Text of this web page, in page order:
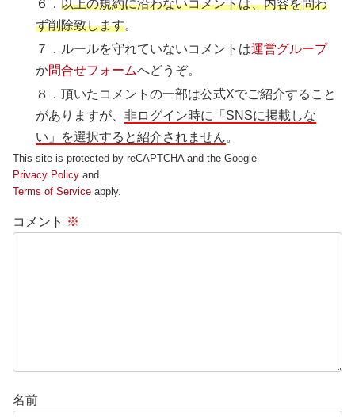
６．以上の規約に沿わないコメントは、内容を問わ
ず削除致します。
７．ルールを守れていないコメントは運営グループ
か問合せフォームへどうぞ。
８．頂いたコメントの一部は公式Xでご紹介すること
がありますが、非ログイン時に「SNSに掲載しな
い」を選択すると紹介されません。
This site is protected by reCAPTCHA and the Google
Privacy Policy and
Terms of Service apply.
コメント ※
名前